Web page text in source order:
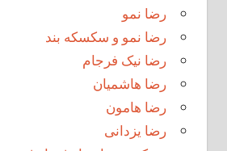
رضا نمو
رضا نمو و سکسکه بند
رضا نیک فرجام
رضا هاشمیان
رضا هامون
رضا یزدانی